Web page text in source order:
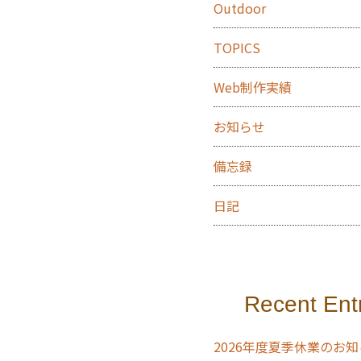
Outdoor
TOPICS
Web制作実績
お知らせ
備忘録
日記
Recent
2026年度夏季休業のお